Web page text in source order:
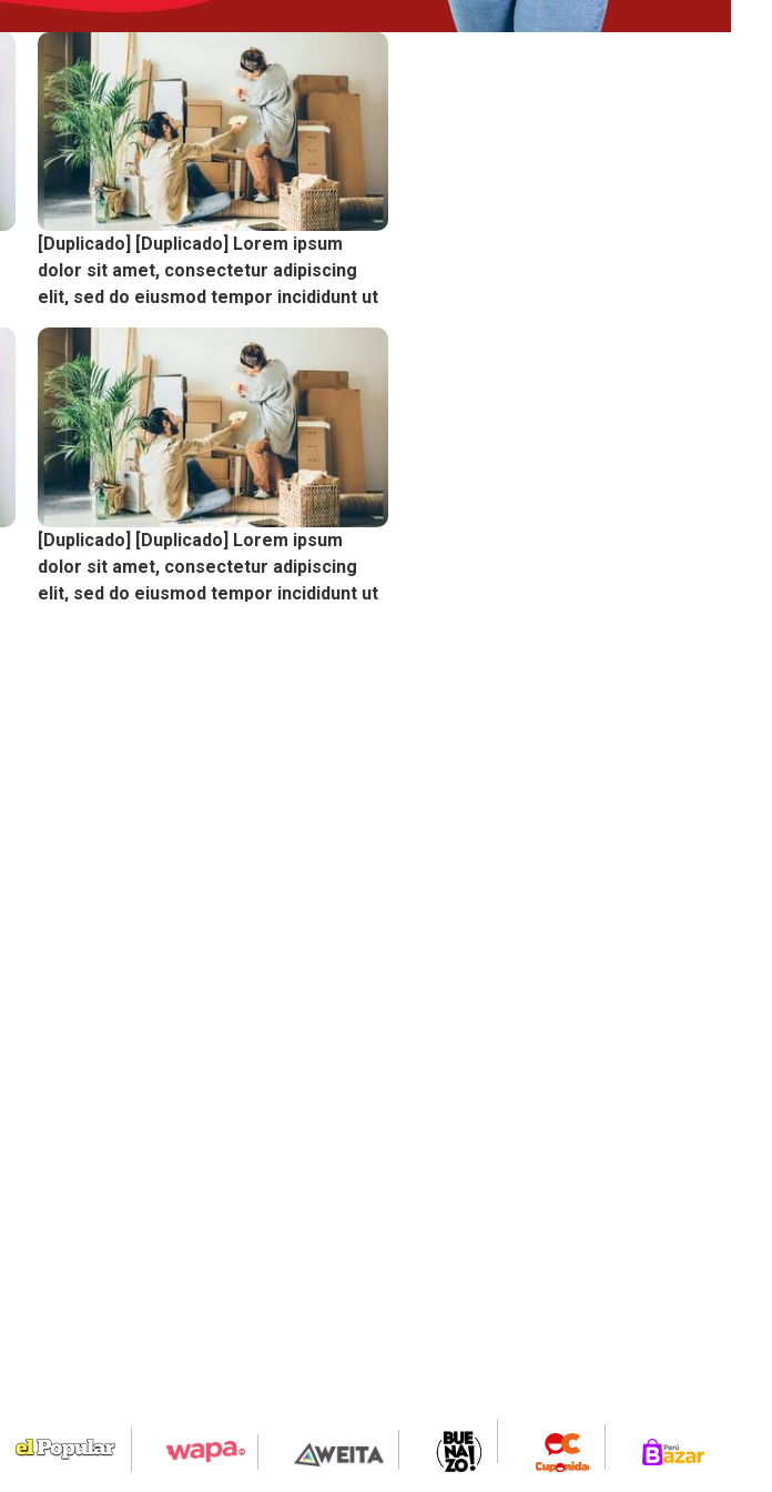
[Duplicado] [Duplicado] Lorem ipsum
dolor sit amet, consectetur adipiscing
elit, sed do eiusmod tempor incididunt ut
labore et
[Duplicado] [Duplicado] Lorem ipsum
dolor sit amet, consectetur adipiscing
elit, sed do eiusmod tempor incididunt ut